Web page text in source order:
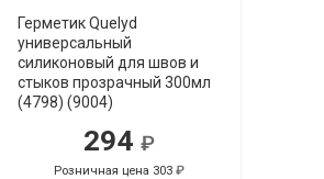
Герметик Quelyd
универсальный
силиконовый для швов и
стыков прозрачный 300мл
(4798) (9004)
294
Розничная цена 303